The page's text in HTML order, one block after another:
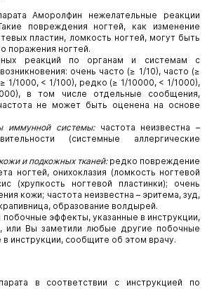
Аморолфин нежелательные реакции
повреждения ногтей, как изменение
пластин, ломкость ногтей, могут быть
поражения ногтей.
реакций по органам и системам с
очень часто (≥ 1/10), часто (≥
1/1000, < 1/100), редко (≥ 1/10000, < 1/1000),
в том числе отдельные сообщения,
не может быть оценена на основе
иммунной системы:частота неизвестна –
(системные аллергические
и подкожных тканей:редко повреждение
ногтей, онихоклазия (ломкость ногтевой
(хрупкость ногтевой пластинки); очень
кожи; частота неизвестна – эритема, зуд,
образование волдырей.
эффекты, указанные в инструкции,
или Вы заметили любые другие побочные
инструкции, сообщите об этом врачу.
в соответствии с инструкцией по